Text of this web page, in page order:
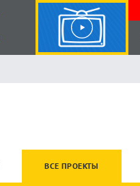
ВСЕ ПРОЕКТЫ